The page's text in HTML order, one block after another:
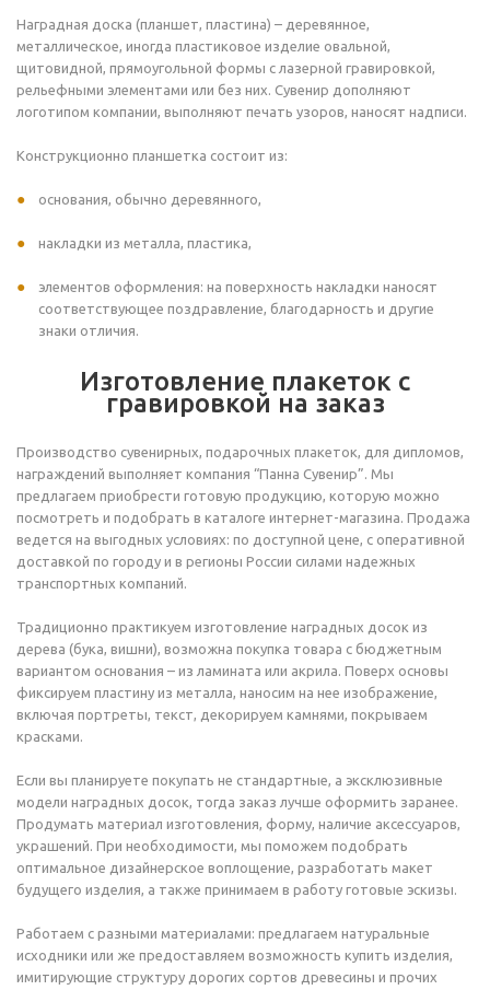
Наградная доска (планшет, пластина) – деревянное,
металлическое, иногда пластиковое изделие овальной,
щитовидной, прямоугольной формы с лазерной гравировкой,
рельефными элементами или без них. Сувенир дополняют
логотипом компании, выполняют печать узоров, наносят надписи.
Конструкционно планшетка состоит из:
основания, обычно деревянного,
накладки из металла, пластика,
элементов оформления: на поверхность накладки наносят
соответствующее поздравление, благодарность и другие
знаки отличия.
Изготовление плакеток с
гравировкой на заказ
Производство сувенирных, подарочных плакеток, для дипломов,
награждений выполняет компания “Панна Сувенир”. Мы
предлагаем приобрести готовую продукцию, которую можно
посмотреть и подобрать в каталоге интернет-магазина. Продажа
ведется на выгодных условиях: по доступной цене, с оперативной
доставкой по городу и в регионы России силами надежных
транспортных компаний.
Традиционно практикуем изготовление наградных досок из
дерева (бука, вишни), возможна покупка товара с бюджетным
вариантом основания – из ламината или акрила. Поверх основы
фиксируем пластину из металла, наносим на нее изображение,
включая портреты, текст, декорируем камнями, покрываем
красками.
Если вы планируете покупать не стандартные, а эксклюзивные
модели наградных досок, тогда заказ лучше оформить заранее.
Продумать материал изготовления, форму, наличие аксессуаров,
украшений. При необходимости, мы поможем подобрать
оптимальное дизайнерское воплощение, разработать макет
будущего изделия, а также принимаем в работу готовые эскизы.
Работаем с разными материалами: предлагаем натуральные
исходники или же предоставляем возможность купить изделия,
имитирующие структуру дорогих сортов древесины и прочих